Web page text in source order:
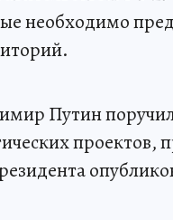
необходимо
Путин